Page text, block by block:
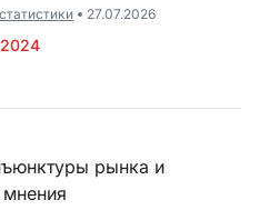
27.07.2026